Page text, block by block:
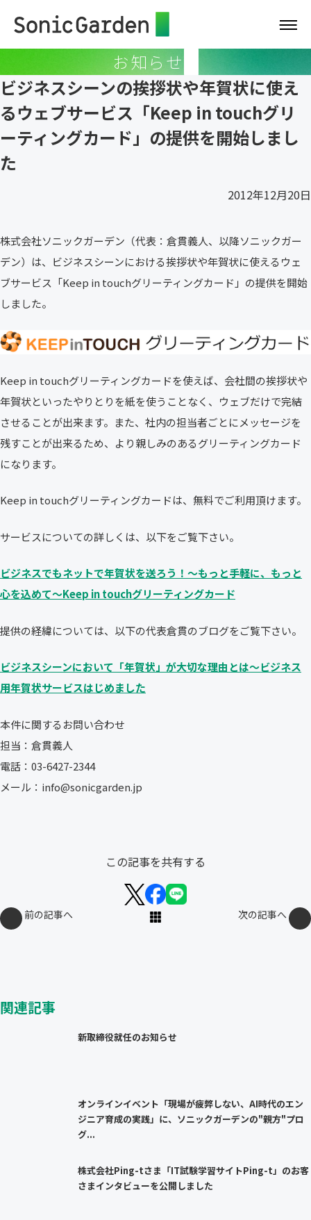
お知らせ
ビジネスシーンの挨拶状や年賀状に使え
るウェブサービス「Keep in touchグリ
ーティングカード」の提供を開始しまし
た
2012年12月20日
株式会社ソニックガーデン（代表：倉貫義人、以降ソニックガー
デン）は、ビジネスシーンにおける挨拶状や年賀状に使えるウェ
ブサービス「Keep in touchグリーティングカード」の提供を開始
しました。
Keep in touchグリーティングカードを使えば、会社間の挨拶状や
年賀状といったやりとりを紙を使うことなく、ウェブだけで完結
させることが出来ます。また、社内の担当者ごとにメッセージを
残すことが出来るため、より親しみのあるグリーティングカード
になります。
Keep in touchグリーティングカードは、無料でご利用頂けます。
サービスについての詳しくは、以下をご覧下さい。
ビジネスでもネットで年賀状を送ろう！〜もっと手軽に、もっと
心を込めて〜Keep in touchグリーティングカード
提供の経緯については、以下の代表倉貫のブログをご覧下さい。
ビジネスシーンにおいて「年賀状」が大切な理由とは〜ビジネス
用年賀状サービスはじめました
本件に関するお問い合わせ
担当：倉貫義人
電話：03-6427-2344
メール：info@sonicgarden.jp
この記事を共有する
前の記事へ 次の記事へ
関連記事
新取締役就任のお知らせ
オンラインイベント「現場が疲弊しない、AI時代のエン
ジニア育成の実践」に、ソニックガーデンの"親方"プロ
グ...
株式会社Ping-tさま「IT試験学習サイトPing-t」のお客
さまインタビューを公開しました